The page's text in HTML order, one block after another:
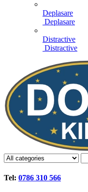
Deplasare
Deplasare
Distractive
Distractive
Tel: 0786 310 566